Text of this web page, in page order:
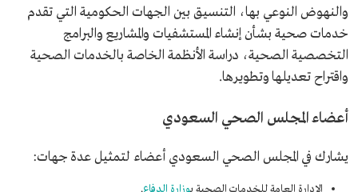
والنهوض النوعي بها، التنسيق بين الجهات الحكومية التي تقدم
خدمات صحية بشأن إنشاء المستشفيات والمشاريع والبرامج
التخصصية الصحية، دراسة الأنظمة الخاصة بالخدمات الصحية
واقتراح تعديلها وتطويرها.
أعضاء المجلس الصحي السعودي
يشارك في المجلس الصحي السعودي أعضاء لتمثيل عدة جهات:
الإدارة العامة للخدمات الصحية بوزارة الدفاع.